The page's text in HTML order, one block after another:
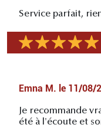
Service parfait,
Emna M. le 11/08/
Je recommande
été à l'écoute et